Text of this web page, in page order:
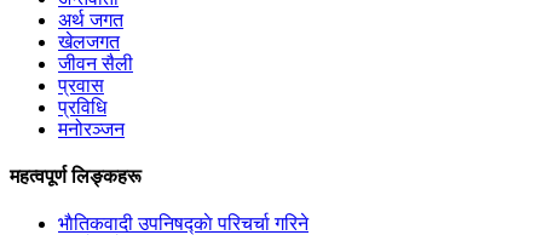
अर्थ जगत
खेलजगत
जीवन सैली
प्रवास
प्रविधि
मनोरञ्जन
महत्वपूर्ण लिङ्कहरू
भाैतिकवादी उपनिषद्काे परिचर्चा गरिने